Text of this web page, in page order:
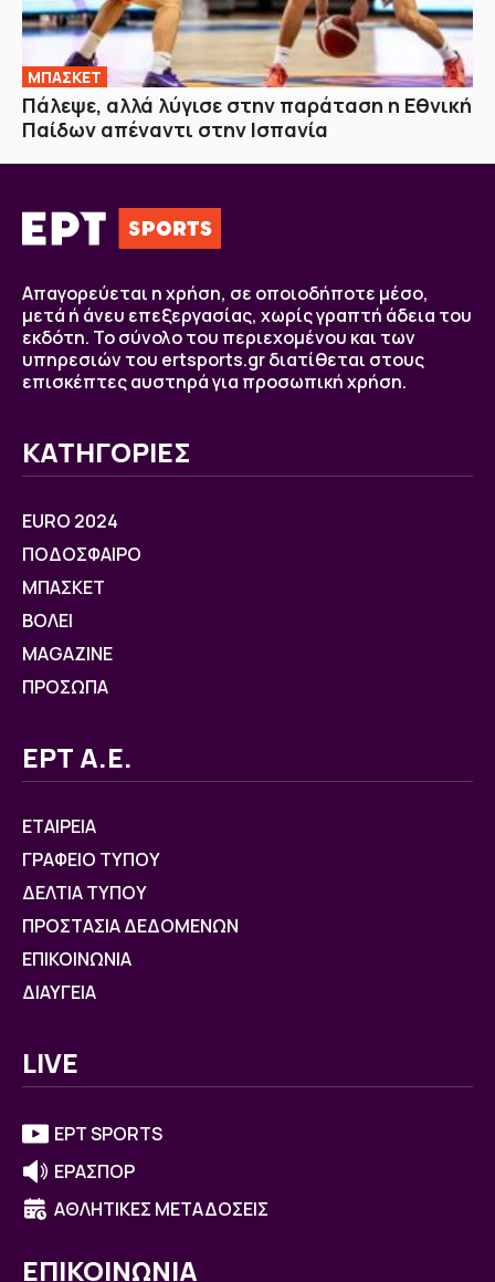
ΜΠΑΣΚΕΤ
Πάλεψε, αλλά λύγισε στην παράταση η Εθνική
Παίδων απέναντι στην Ισπανία
Απαγορεύεται η χρήση, σε οποιοδήποτε μέσο,
μετά ή άνευ επεξεργασίας, χωρίς γραπτή άδεια του
εκδότη. Το σύνολο του περιεχομένου και των
υπηρεσιών του ertsports.gr διατίθεται στους
επισκέπτες αυστηρά για προσωπική χρήση.
ΚΑΤΗΓΟΡΙΕΣ
EURO 2024
ΠΟΔΟΣΦΑΙΡΟ
ΜΠΑΣΚΕΤ
ΒOΛΕΙ
MAGAZINE
ΠΡΟΣΩΠΑ
ΕΡΤ Α.Ε.
ΕΤΑΙΡΕΙΑ
ΓΡΑΦΕΙΟ ΤΥΠΟΥ
ΔΕΛΤΙΑ ΤΥΠΟΥ
ΠΡΟΣΤΑΣΙΑ ΔΕΔΟΜΕΝΩΝ
ΕΠΙΚΟΙΝΩΝΙΑ
ΔΙΑΥΓΕΙΑ
LIVE
ΕΡΤ SPORTS
ΕΡΑΣΠΟΡ
ΑΘΛΗΤΙΚΕΣ ΜΕΤΑΔΟΣΕΙΣ
ΕΠΙΚΟΙΝΩΝΙΑ